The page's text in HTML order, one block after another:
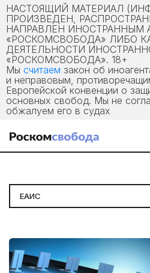
НАСТОЯЩИЙ МАТЕРИАЛ
ПРОИЗВЕДЕН,
НАПРАВЛЕН ИНОСТРАННЫМ
«РОСКОМСВОБОДА» ЛИБО
ДЕЯТЕЛЬНОСТИ
«РОСКОМСВОБОДА». 18+
Мы считаем закон об
и неправовым,
Европейской конвенции о
основных свобод. Мы не
обжалуем его в судах